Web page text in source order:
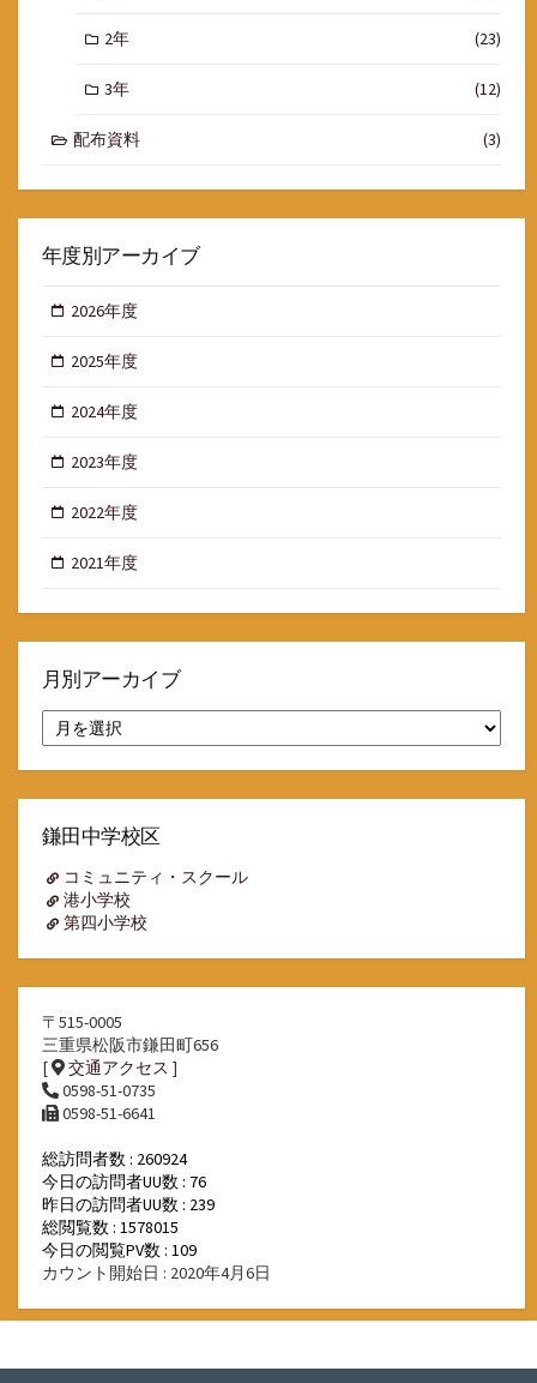
2年 (23)
3年 (12)
配布資料 (3)
年度別アーカイブ
2026年度
2025年度
2024年度
2023年度
2022年度
2021年度
月別アーカイブ
別
ア
イ
鎌田中学校区
コミュニティ・スクール
港小学校
第四小学校
〒515-0005
三重県松阪市鎌田町656
[
交通アクセス ]
0598-51-0735
0598-51-6641
総訪問者数 : 260924
今日の訪問者UU数 : 76
昨日の訪問者UU数 : 239
総閲覧数 : 1578015
今日の閲覧PV数 : 109
カウント開始日 : 2020年4月6日